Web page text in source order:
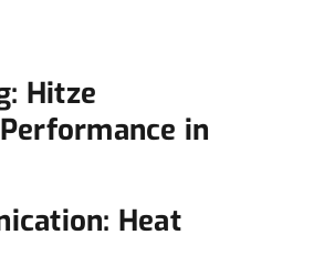
Hitze
in
Heat